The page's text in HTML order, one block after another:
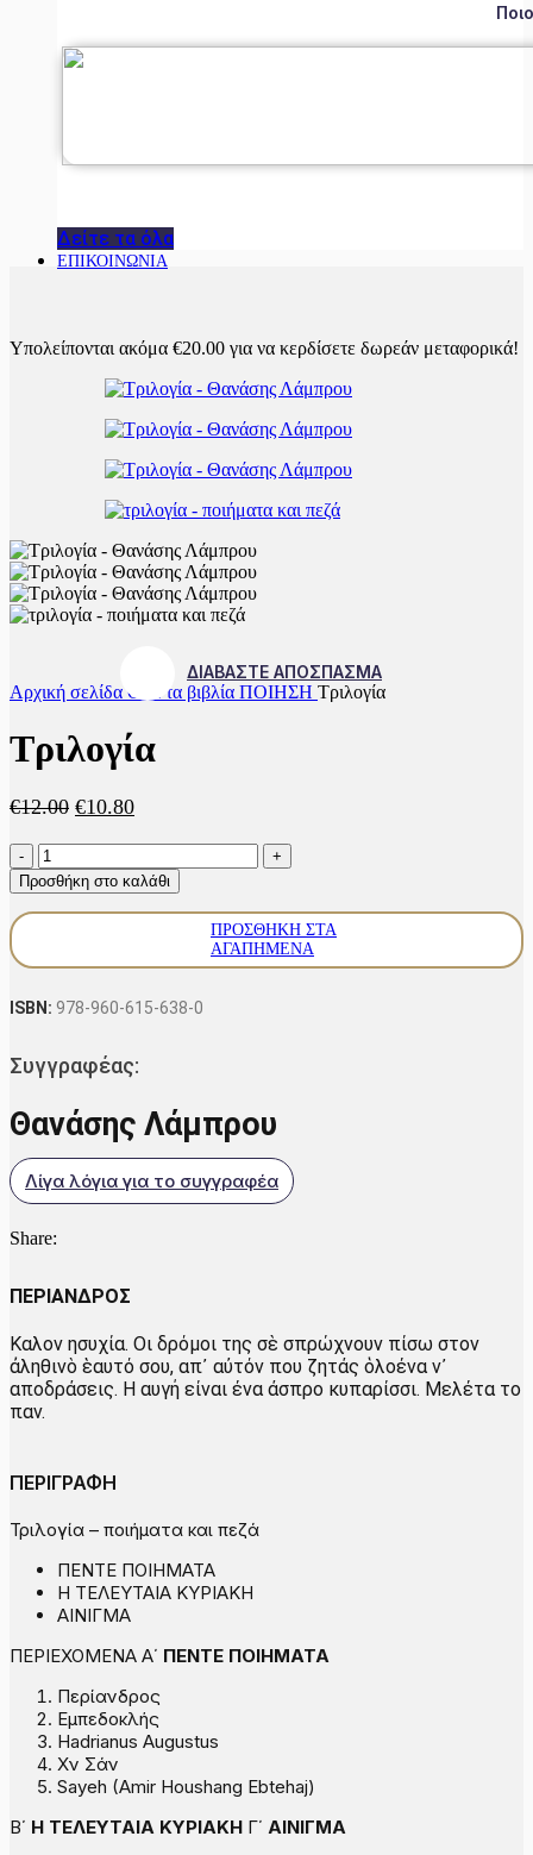
Δείτε τα όλα
ΕΠΙΚΟΙΝΩΝΙΑ
Υπολείπονται ακόμα €20.00 για να κερδίσετε δωρεάν μεταφορικά!
ΔΙΑΒΑΣΤΕ ΑΠΟΣΠΑΣΜΑ
Αρχική σελίδα Όλα τα βιβλία ΠΟΙΗΣΗ Τριλογία
Τριλογία
€12.00 Original
€12.00.
€10.80Η
είναι:
€10.80.
Τριλογία
ποσότητα
Προσθήκη στο καλάθι
ΠΡΟΣΘΉΚΗ ΣΤΑ
ΑΓΑΠΗΜΈΝΑ
ISBN: 978-960-615-638-0
Συγγραφέας:
Θανάσης Λάμπρου
Λίγα λόγια για το συγγραφέα
Share:
ΠΕΡΙΑΝΔΡΟΣ
Καλον ησυχία. Οι δρόμοι της σὲ σπρώχνουν πίσω στον
ἀληθινὸ ἑαυτό σου, απ᾿ αὐτόν που ζητάς ὁλοένα ν᾿
αποδράσεις. Η αυγή είναι ένα άσπρο κυπαρίσσι. Μελέτα το
παν.
ΠΕΡΙΓΡΑΦΗ
Τριλογία – ποιήματα και πεζά
ΠΕΝΤΕ ΠΟΙΗΜΑΤΑ
Η ΤΕΛΕΥΤΑΙΑ ΚΥΡΙΑΚΗ
ΑΙΝΙΓΜΑ
ΠΕΡΙΕΧΟΜΕΝΑ Α΄ ΠΕΝΤΕ ΠΟΙΗΜΑΤΑ
Περίανδρος
Εμπεδοκλής
Hadrianus Augustus
Χὰν Σάν
Sayeh (Amir Houshang Ebtehaj)
Β΄ Η ΤΕΛΕΥΤΑΙΑ ΚΥΡΙΑΚΗ Γ΄ ΑΙΝΙΓΜΑ